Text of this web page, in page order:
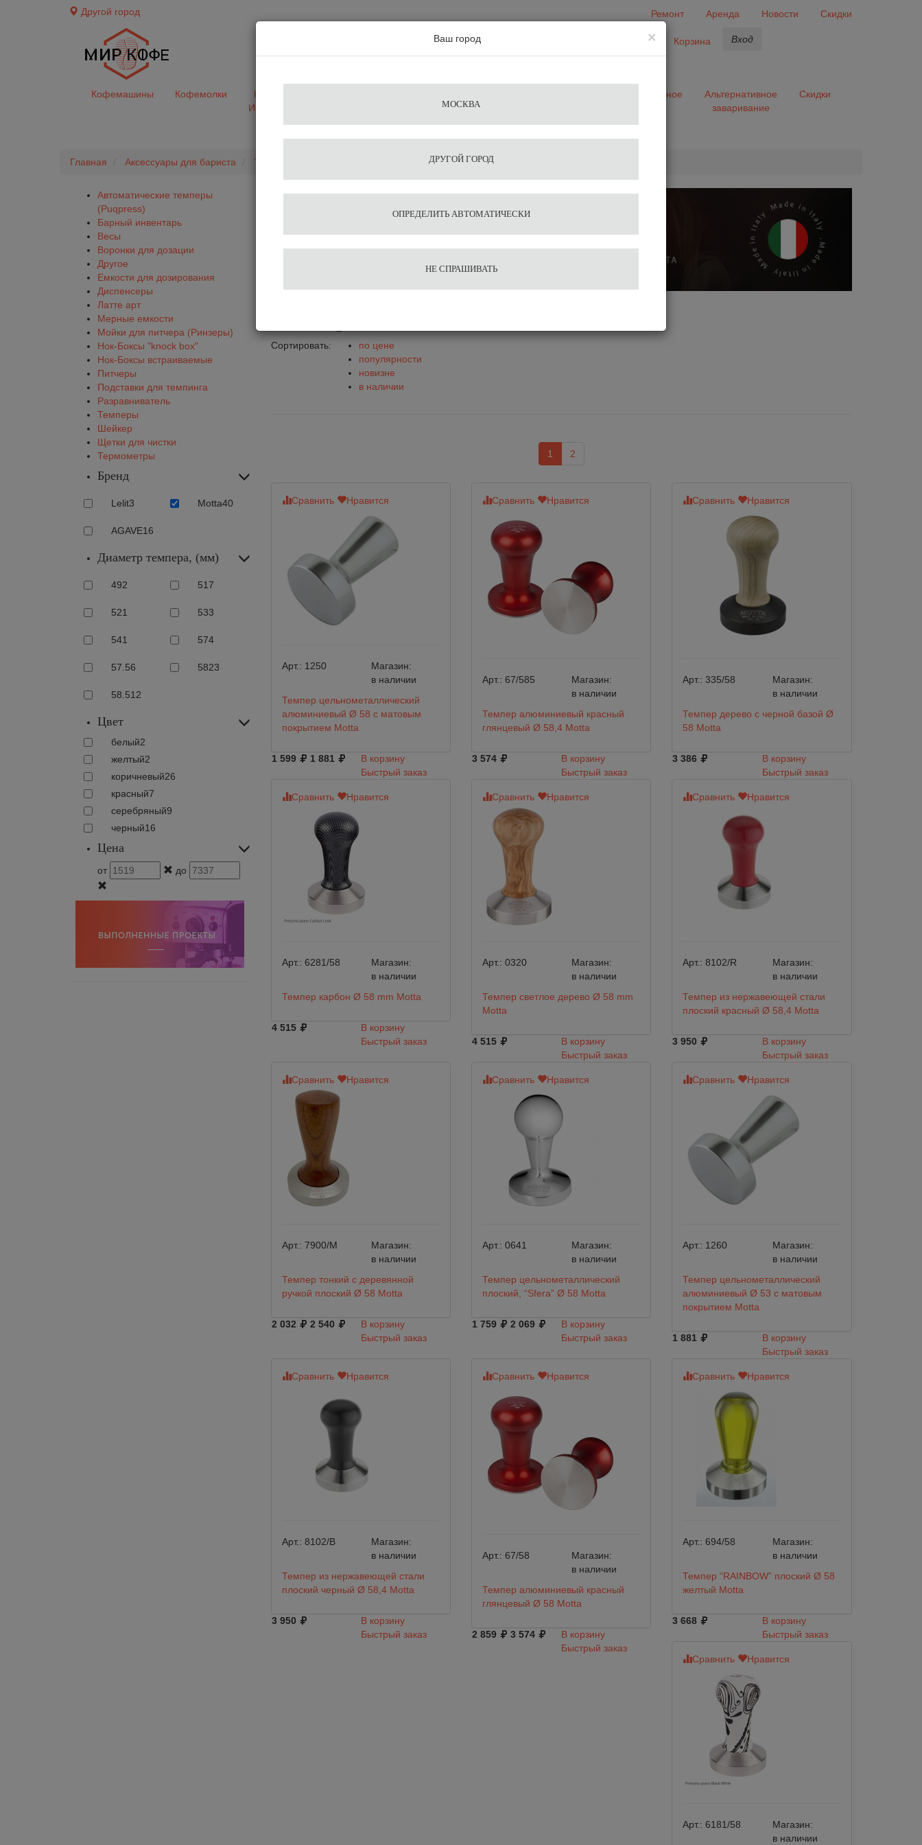
Другой город Ремонт Аренда Новости
Скидки
Избранное Корзина Вход
Кофемашины Кофемолки
Кофе&Чай
Ингредиенты
средства
Разное
Альтернативное
заваривание
Скидки
Главная Аксессуары для бариста Темперы
Автоматические темперы
(Puqpress)
Барный инвентарь
Весы
Воронки для дозации
Другое
Емкости для дозирования
Диспенсеры
Латте арт
Мерные емкости
Мойки для питчера (Ринзеры)
Нок-Боксы "knock box"
Нок-Боксы встраиваемые
Питчеры
Подставки для темпинга
Разравниватель
Темперы
Шейкер
Щетки для чистки
Термометры
Бренд
Lelit3 Motta40
AGAVE16
Диаметр темпера, (мм)
492 517
521 533
541 574
57.56 5823
58.512
Цвет
белый2
желтый2
коричневый26
красный7
серебряный9
черный16
Цена
от до
Сортировать:
по цене
популярности
новизне
в наличии
1 2
Сравнить Нравится
Арт.: 1250
Магазин:
в наличии
Темпер цельнометаллический
алюминиевый Ø 58 с матовым
покрытием Motta
1 599 1 881
В корзину
Быстрый заказ
Сравнить Нравится
Арт.: 67/585
Магазин:
в наличии
Темпер алюминиевый красный
глянцевый Ø 58,4 Motta
3 574
В корзину
Быстрый заказ
Сравнить Нравится
Арт.:335/58
Магазин:
в наличии
Темпер дерево с черной базой Ø
58 Motta
3 386
В корзину
Быстрый заказ
Сравнить Нравится
Арт.: 6281/58
Магазин:
в наличии
Темпер карбон Ø 58 mm Motta
4 515
В корзину
Быстрый заказ
Сравнить Нравится
Арт.: 0320
Магазин:
в наличии
Темпер светлое дерево Ø 58 mm
Motta
4 515
В корзину
Быстрый заказ
Сравнить Нравится
Арт.:8102/R
Магазин:
в наличии
Темпер из нержавеющей стали
плоский красный Ø 58,4 Motta
3 950
В корзину
Быстрый заказ
Сравнить Нравится
Арт.: 7900/M
Магазин:
в наличии
Темпер тонкий с деревянной
ручкой плоский Ø 58 Motta
2 032 2 540
В корзину
Быстрый заказ
Сравнить Нравится
Арт.: 0641
Магазин:
в наличии
Темпер цельнометаллический
плоский, “Sfera” Ø 58 Motta
1 759 2 069
В корзину
Быстрый заказ
Сравнить Нравится
Арт.: 1260
Магазин:
в наличии
Темпер цельнометаллический
алюминиевый Ø 53 с матовым
покрытием Motta
1 881
В корзину
Быстрый заказ
Сравнить Нравится
Арт.: 8102/B
Магазин:
в наличии
Темпер из нержавеющей стали
плоский черный Ø 58,4 Motta
3 950
В корзину
Быстрый заказ
Сравнить Нравится
Арт.: 67/58
Магазин:
в наличии
Темпер алюминиевый красный
глянцевый Ø 58 Motta
2 859 3 574
В корзину
Быстрый заказ
Сравнить Нравится
Арт.:694/58
Магазин:
в наличии
Темпер “RAINBOW” плоский Ø 58
желтый Motta
3 668
В корзину
Быстрый заказ
Сравнить Нравится
Арт.:6181/58
Магазин:
в наличии
×
Ваш город
МОСКВА
ДРУГОЙ ГОРОД
ОПРЕДЕЛИТЬ АВТОМАТИЧЕСКИ
НЕ СПРАШИВАТЬ